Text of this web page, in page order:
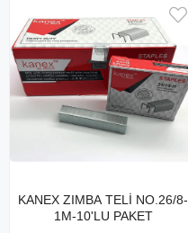
KANEX ZIMBA TELİ NO.26/8-
1M-10'LU PAKET